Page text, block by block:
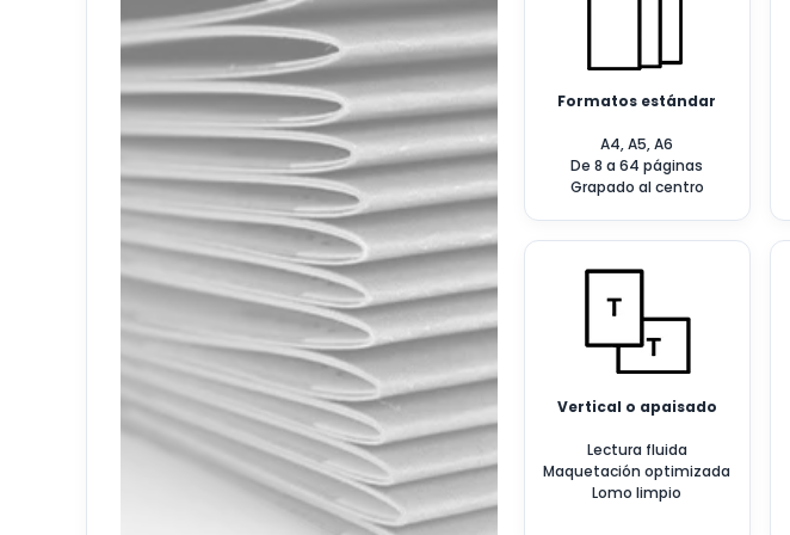
Formatos estándar
A4, A5, A6
De 8 a 64 páginas
Grapado al centro
Vertical o apaisado
Lectura fluida
Maquetación optimizada
Lomo limpio